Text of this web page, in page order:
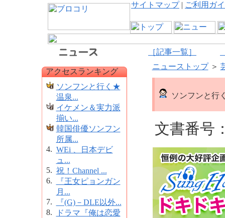
サイトマップ| ご利用ガ
［記事一覧］
アクセスランキング
ソンフンと行く★
温泉...
イケメン＆実力派
揃い...
韓国俳優ソンフン
所属...
4. WEi 、日本デビ
ュ...
5. 祝！Channel ...
6.
『王女ピョンガン
月...
7.
『(G)－DLE以外...
8.
ドラマ『俺は恋愛
ニューストップ＞
ソンフンと行
文書番号